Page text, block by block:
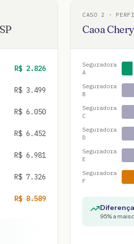
R$ 2.826
R$ 3.499
R$ 6.050
R$ 6.452
R$ 6.981
R$ 7.326
R$8.589
CASO 2 ·
Caoa Chery
Seguradora
A
Seguradora
B
Seguradora
C
Seguradora
D
Seguradora
E
Seguradora
F
95% a mais